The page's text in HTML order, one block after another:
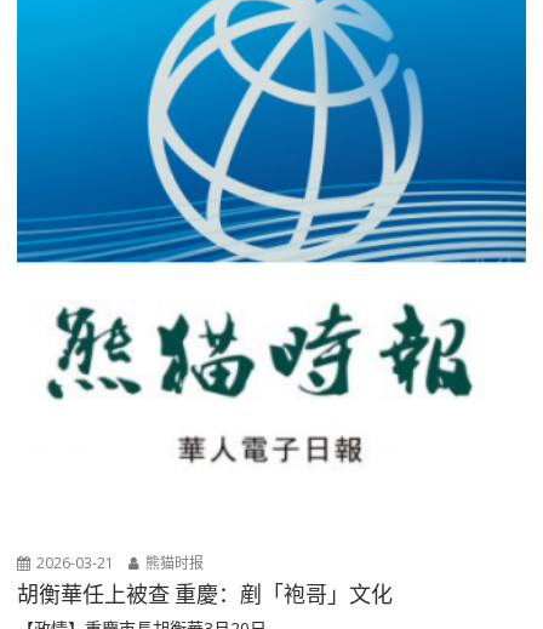
2026-03-21 熊猫时报
胡衡華任上被查 重慶：剷「袍哥」文化